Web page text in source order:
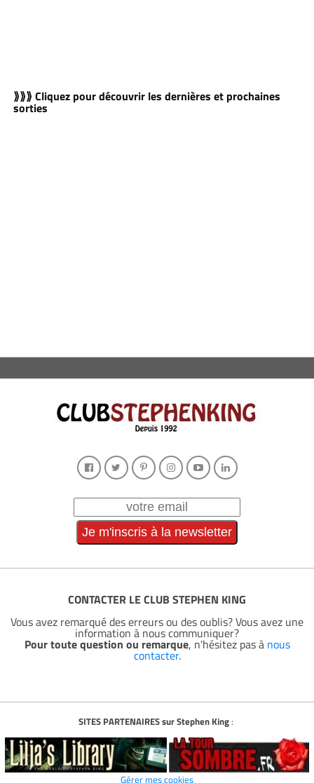
⟫⟫⟫ Cliquez pour découvrir les dernières et prochaines
sorties
CONTACTER LE CLUB STEPHEN KING
Vous avez remarqué des erreurs ou des oublis? Vous avez une
information à nous communiquer?
Pour toute question ou remarque, n'hésitez pas à nous
contacter.
SITES PARTENAIRES sur Stephen King:
Gérer mes cookies